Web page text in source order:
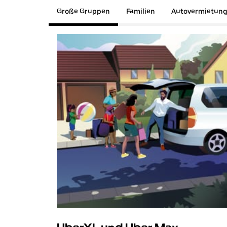
Große Gruppen Familien